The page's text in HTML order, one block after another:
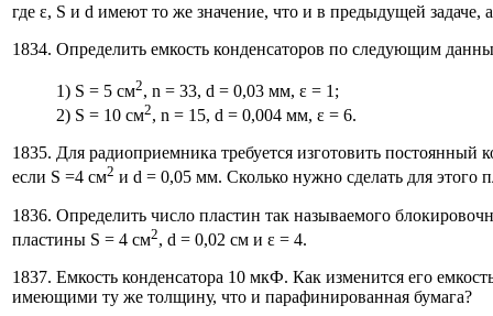
где ε, S и d имеют то же значение, что и в предыдущей
1834. Определить емкость конденсаторов по следующим
1) S = 5 см2, n = 33, d = 0,03 мм, ε = 1;
2) S = 10 см2, n = 15, d = 0,004 мм, ε = 6.
1835. Для радиоприемника требуется изготовить
если S =4 см2 и d = 0,05 мм. Сколько нужно сделать для этого
1836. Определить число пластин так называемого
пластины S = 4 см2, d = 0,02 см и ε = 4.
1837. Емкость конденсатора 10 мкФ. Как изменится его
имеющими ту же толщину, что и парафинированная бумага?